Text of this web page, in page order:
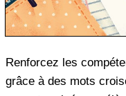
Renforcez les
grâce à des mots